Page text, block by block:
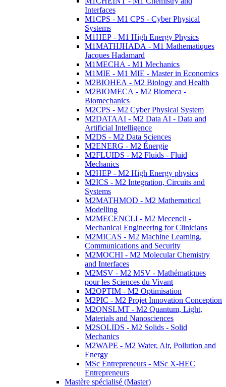
Interfaces
M1CPS - M1 CPS - Cyber Physical
Systems
M1HEP - M1 High Energy Physics
M1MATHJHADA - M1 Mathematiques
Jacques Hadamard
M1MECHA - M1 Mechanics
M1MIE - M1 MIE - Master in Economics
M2BIOHEA - M2 Biology and Health
M2BIOMECA - M2 Biomeca -
Biomechanics
M2CPS - M2 Cyber Physical System
M2DATAAI - M2 Data AI - Data and
Artificial Intelligence
M2DS - M2 Data Sciences
M2ENERG - M2 Énergie
M2FLUIDS - M2 Fluids - Fluid
Mechanics
M2HEP - M2 High Energy physics
M2ICS - M2 Integration, Circuits and
Systems
M2MATHMOD - M2 Mathematical
Modelling
M2MECENCLI - M2 Mecencli -
Mechanical Engineering for Clinicians
M2MICAS - M2 Machine Learning,
Communications and Security
M2MOCHI - M2 Molecular Chemistry
and Interfaces
M2MSV - M2 MSV - Mathématiques
pour les Sciences du Vivant
M2OPTIM - M2 Optimisation
M2PIC - M2 Projet Innovation Conception
M2QNSLMT - M2 Quantum, Light,
Materials and Nanosciences
M2SOLIDS - M2 Solids - Solid
Mechanics
M2WAPE - M2 Water, Air, Pollution and
Energy
MSc Entrepreneurs - MSc X-HEC
Entrepreneurs
Mastère spécialisé (Master)